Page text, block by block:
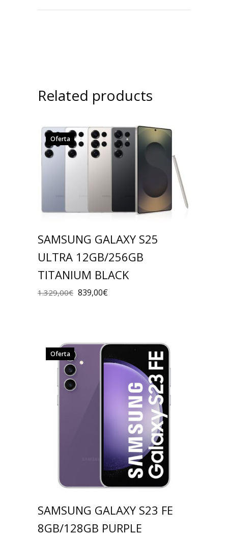
Related products
Oferta
SAMSUNG GALAXY S25
ULTRA 12GB/256GB
TITANIUM BLACK
1.329,00€ 839,00€
Oferta
SAMSUNG GALAXY S23 FE
8GB/128GB PURPLE